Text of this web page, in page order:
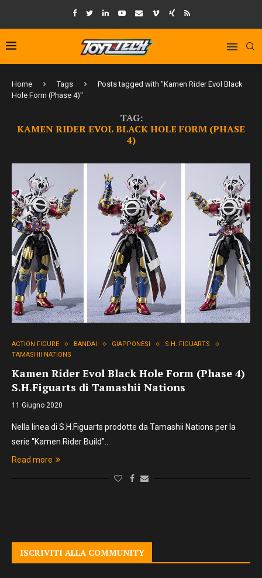
Home Tags
Posts tagged with "Kamen Rider Evol Black
Hole Form (Phase 4)"
TAG:
KAMEN RIDER EVOL BLACK HOLE FORM (PHASE
4)
ACTION FIGURE BANDAI GIAPPONESI
S.H. FIGUARTS
TAMASHII NATIONS
Kamen Rider Evol Black Hole Form (Phase 4)
S.H.Figuarts di Tamashii Nations
11 Giugno 2020
Nella linea di S.H.Figuarts prodotte da Tamashii Nations per la
serie “Kamen Rider Build”…
Read more
ISCRIVITI ALLA COMMUNITY